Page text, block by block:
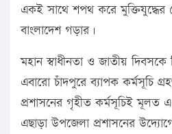
একই সাথে শপথ করে মুক্তিযুদ্ধের
বাংলাদেশ গড়ার।
মহান স্বাধীনতা ও জাতীয়
এবারো চাঁদপুরে ব্যাপক কর্মসূচি
প্রশাসনের গৃহীত কর্মসূচিই মূলত এ
এছাড়া উপজেলা প্রশাসনের